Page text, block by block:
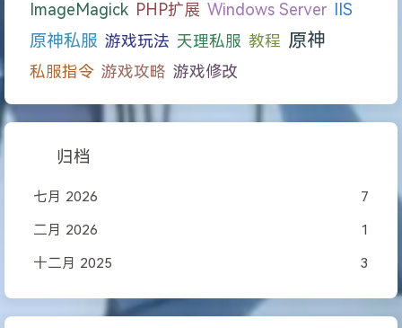
ImageMagick PHP扩展 Windows Server IIS
原神私服 游戏玩法 天理私服 教程 原神
私服指令 游戏攻略 游戏修改
归档
七月 2026 7
二月 2026 1
十二月 2025 3